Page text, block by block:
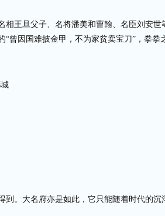
相王旦父子、名将潘美和曹翰、名臣刘安世
曾因国难披金甲，不为家贫卖宝刀”，拳拳
到。大名府亦是如此，它只能随着时代的沉